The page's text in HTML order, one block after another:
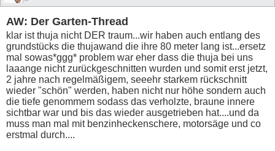
AW: Der Garten-Thread
klar ist thuja nicht DER traum...wir haben auch entlang des
grundstücks die thujawand die ihre 80 meter lang ist...ersetz
mal sowas*ggg* problem war eher dass die thuja bei uns
laaange nicht zurückgeschnitten wurden und somit erst jetzt,
2 jahre nach regelmäßigem, seeehr starkem rückschnitt
wieder "schön" werden, haben nicht nur höhe sondern auch
die tiefe genommem sodass das verholzte, braune innere
sichtbar war und bis das wieder ausgetrieben hat....und da
muss man mal mit benzinheckenschere, motorsäge und co
erstmal durch....